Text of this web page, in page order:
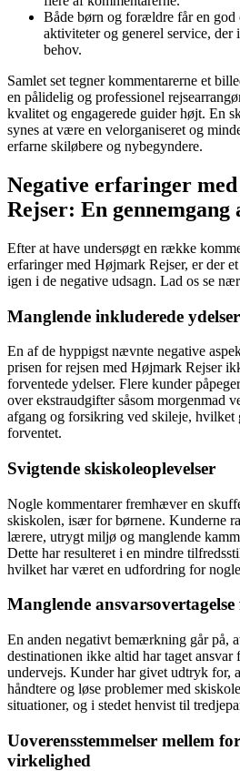
Både børn og forældre får en god
aktiviteter og generel service, der
behov.
Samlet set tegner kommentarerne et
en pålidelig og professionel
kvalitet og engagerede guider højt. En
synes at være en velorganiseret og
erfarne skiløbere og nybegyndere.
Negative erfaringer
Rejser: En
Efter at have undersøgt en række
erfaringer med Højmark Rejser, er der
igen i de negative udsagn. Lad os se
Manglende inkluderede
En af de hyppigst nævnte negative
prisen for rejsen med Højmark Rejser
forventede ydelser. Flere kunder
over ekstraudgifter såsom morgenmad
afgang og forsikring ved skileje, hvilket
forventet.
Svigtende skiskoleoplevelser
Nogle kommentarer fremhæver en
skiskolen, især for børnene. Kunderne
lærere, utrygt miljø og manglende
Dette har resulteret i en mindre
hvilket har været en udfordring for
Manglende
En anden negativt bemærkning går på,
destinationen ikke altid har taget
undervejs. Kunder har givet udtryk for,
håndtere og løse problemer med
situationer, og i stedet henvist til
Uoverensstemmelser mellem
virkelighed